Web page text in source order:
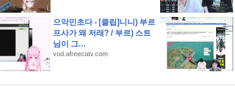
으악민초다 - [클립]니니) 부르
프사가 왜 저래? / 부르) 스트
님이 그...
vod.afreecatv.com